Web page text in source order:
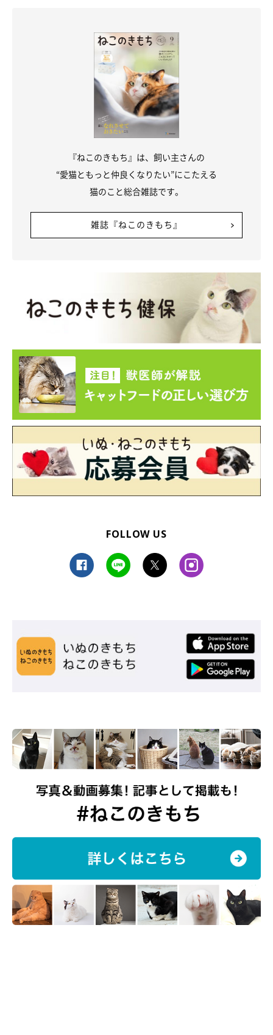
猫の動体視力は、人の約4倍。素早く動くおもちゃを捕まえられ
るのは、優れた動体視力があってこそ。この能力は、野生時代に
獲物を捕らえる際に活躍していたことでしょう。
また、遠くにある動くものを見る際にも動体視力が発揮され、30
ｍ以内であれば、小さな虫などでもすぐに見つけられると考えら
れています。先ほどご紹介したとおり猫は近視ですが、動くもの
に対してはとても敏感に反応できるのです。
人とは大きく違う、猫の視界。愛猫を観察しているときに、「こ
のコは今、どんな風に世界が見えているんだろう？」と考えてみ
るのも、おもしろいかもしれないですね！
化してみた 猫が見ている世界へ、ようこそ』
『ねこのきもち』は、飼い主さんの
“愛猫ともっと仲良くなりたい”にこたえる
猫のこと総合雑誌です。
雑誌『ねこのきもち』
FOLLOW US